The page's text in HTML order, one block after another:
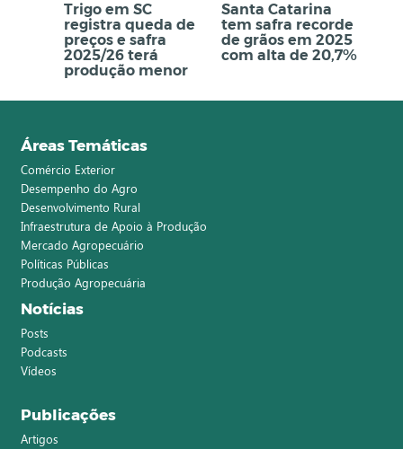
Trigo em SC
registra queda de
preços e safra
2025/26 terá
produção menor
Santa Catarina
tem safra recorde
de grãos em 2025
com alta de 20,7%
Áreas Temáticas
Comércio Exterior
Desempenho do Agro
Desenvolvimento Rural
Infraestrutura de Apoio à Produção
Mercado Agropecuário
Políticas Públicas
Produção Agropecuária
Notícias
Posts
Podcasts
Vídeos
Publicações
Artigos